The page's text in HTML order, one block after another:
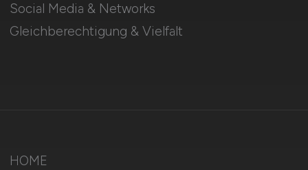
Social Media & Networks
Gleichberechtigung & Vielfalt
HOME